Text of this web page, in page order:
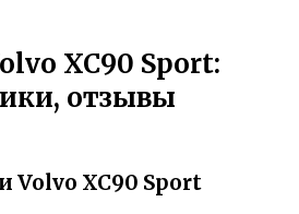
XC90 Sport:
отзывы
Volvo XC90 Sport